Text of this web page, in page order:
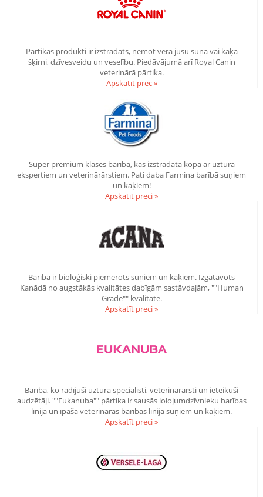
Pārtikas produkti ir izstrādāts, ņemot vērā jūsu suņa vai kaķa
šķirni, dzīvesveidu un veselību. Piedāvājumā arī Royal Canin
veterinārā pārtika.
Apskatīt prec »
Super premium klases barība, kas izstrādāta kopā ar uztura
ekspertiem un veterinārārstiem. Pati daba Farmina barībā suņiem
un kaķiem!
Apskatīt preci »
Barība ir bioloģiski piemērots suņiem un kaķiem. Izgatavots
Kanādā no augstākās kvalitātes dabīgām sastāvdaļām, ""Human
Grade"" kvalitāte.
Apskatīt preci »
Barība, ko radījuši uztura speciālisti, veterinārārsti un ieteikuši
audzētāji. ""Eukanuba"" pārtika ir sausās lolojumdzīvnieku barības
līnija un īpaša veterinārās barības līnija suņiem un kaķiem.
Apskatīt preci »